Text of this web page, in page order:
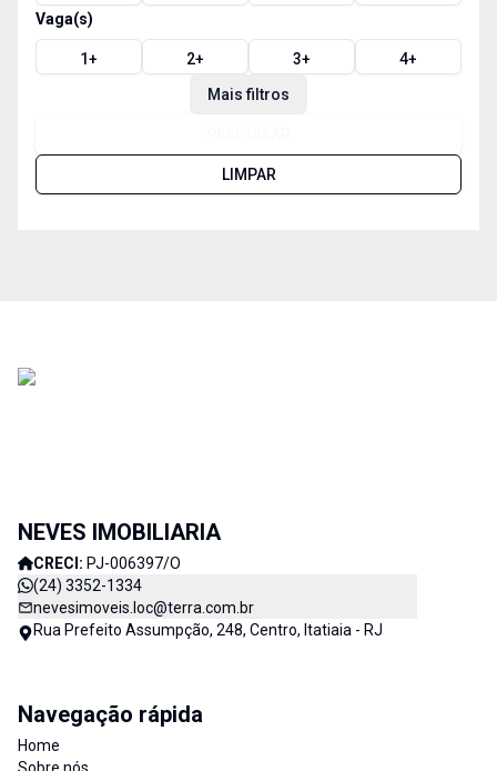
Vaga(s)
1+ 2+ 3+ 4+
Mais filtros
LIMPAR
NEVES IMOBILIARIA
CRECI: PJ-006397/O
(24) 3352-1334
nevesimoveis.loc@terra.com.br
Rua Prefeito Assumpção, 248, Centro, Itatiaia - RJ
Navegação rápida
Home